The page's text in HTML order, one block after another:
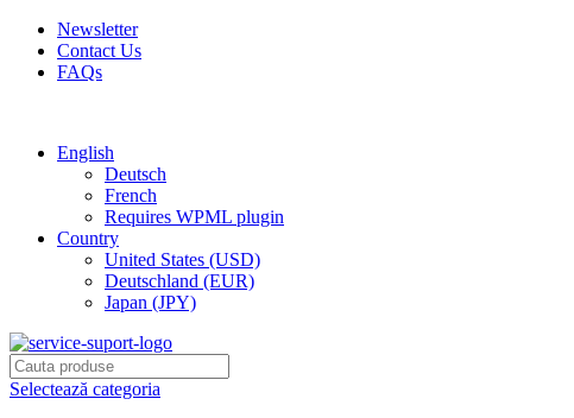
Newsletter
Contact Us
FAQs
English
Deutsch
French
Requires WPML plugin
Country
United States (USD)
Deutschland (EUR)
Japan (JPY)
Selectează categoria